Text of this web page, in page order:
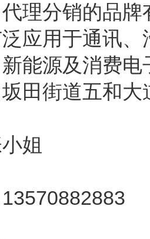
理分销的品
应用于通讯
能源及消费
田街道五和
姐